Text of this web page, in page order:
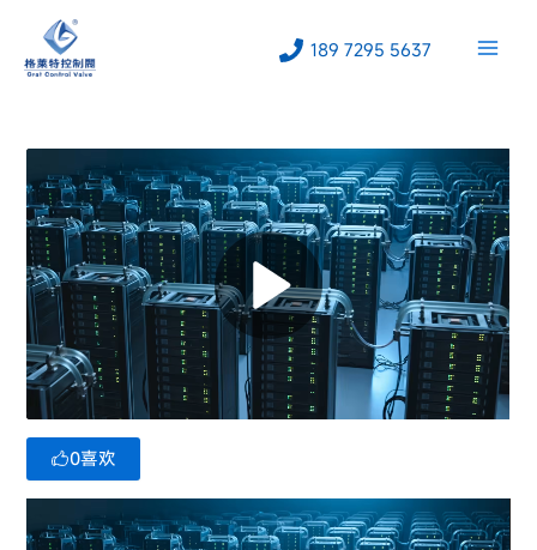
189 7295 5637
0喜欢
频